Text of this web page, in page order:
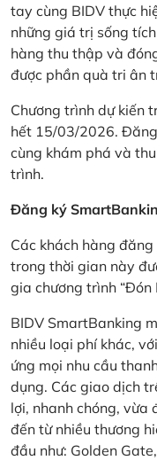
tay cùng BIDV thực
những giá trị sống
hàng thu thập và
được phần quà tri ân
Chương trình dự kiến
hết 15/03/2026.
cùng khám phá và
trình.
Đăng ký
Các khách hàng
trong thời gian này
gia chương trình “Đón
BIDV SmartBanking
nhiều loại phí khác,
ứng mọi nhu cầu
dụng. Các giao dịch
lợi, nhanh chóng, vừa
đến từ nhiều thương
đầu như: Golden